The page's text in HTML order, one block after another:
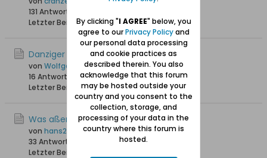
131 Antworten
Letzter Beitrag 20.11.2021, 18:14
Danziger Kartoffelsalat
von Wolfgang
16 Antworten
27.460 Hits0 Likes
Letzter Beitrag26.02.2021, 17:24
Was aßen Mennoniten?
von hans258
33 Antworten
0 Likes
Letzter Beitrag
By clicking "I AGREE" below, you
agree to ourPrivacy Policyand
our personal data processing
and cookie practices as
described therein. You also
acknowledge that this forum
may be hosted outside your
country and you consent to the
collection, storage, and
processing of your data in the
country where this forum is
hosted.